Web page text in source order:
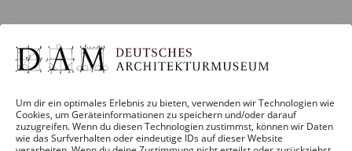
Um dir ein optimales Erlebnis zu bieten, verwenden wir Technologien wie
Cookies, um Geräteinformationen zu speichern und/oder darauf
zuzugreifen. Wenn du diesen Technologien zustimmst, können wir Daten
wie das Surfverhalten oder eindeutige IDs auf dieser Website
DETAILS